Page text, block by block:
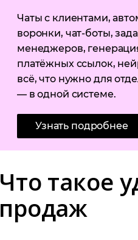
Чаты с клиентами,
воронки, чат-боты,
менеджеров,
платёжных ссылок,
всё, что нужно для
— в одной системе.
Узнать подробнее
Что такое
продаж